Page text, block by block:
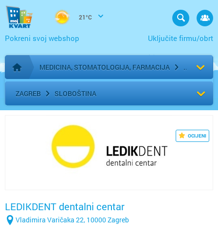
21°C
Uključite firmu/obrt
Pokreni svoj webshop
Početna stranica
MEDICINA, STOMATOLOGIJA, FARMACIJA
ZAGREB SLOBOŠTINA
OCIJENI
LEDIKDENT dentalni centar
Vladimira Varičaka 22, 10000 Zagreb